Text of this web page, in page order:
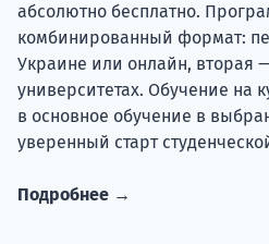
абсолютно бесплатно.
комбинированный формат:
Украине или онлайн, вторая
университетах. Обучение на
в основное обучение в
уверенный старт
Подробнее →